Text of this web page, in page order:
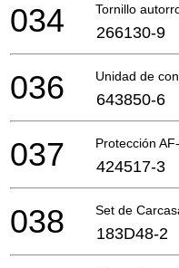
Tornillo
034 266130-9
Unidad de
036 643850-6
Protección
037 424517-3
Set de
038 183D48-2